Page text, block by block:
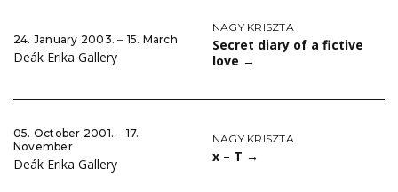
24. January 2003. ‒ 15. March
Deák Erika Gallery
NAGY KRISZTA
Secret diary of a fictive
love →
05. October 2001. ‒ 17.
November
Deák Erika Gallery
NAGY KRISZTA
x – T →